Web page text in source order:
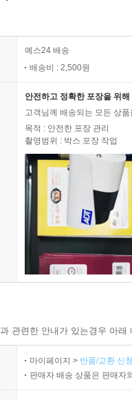
예스24 배송
배송비 : 2,500원
안전하고 정확한 포장을 위
고객님께 배송되는 모든 상
목적 : 안전한 포장 관리
촬영범위 : 박스 포장 작업
관련한 안내가 있는경우 아
마이페이지 > 반품/교환 신
판매자 배송 상품은 판매자